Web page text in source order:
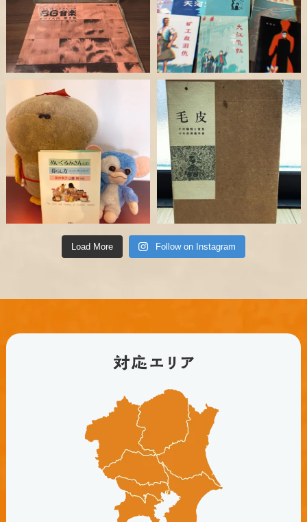
Load More Follow on Instagram